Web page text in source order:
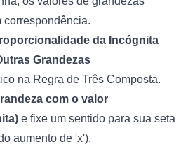
correspondência.
da Incógnita
Grandezas
na Regra de Três Composta.
com o valor
e fixe um sentido para sua seta
aumento de 'x').